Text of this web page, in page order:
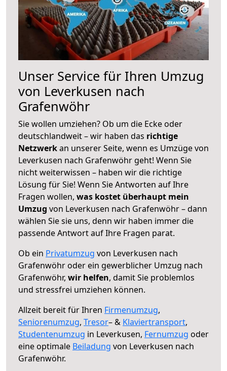
Unser Service für Ihren Umzug
von Leverkusen nach
Grafenwöhr
Sie wollen umziehen? Ob um die Ecke oder
deutschlandweit – wir haben das richtige
Netzwerkan unserer Seite, wenn es Umzüge von
Leverkusen nach Grafenwöhr geht! Wenn Sie
nicht weiterwissen – haben wir die richtige
Lösung für Sie! Wenn Sie Antworten auf Ihre
Fragen wollen, was kostet überhaupt mein
Umzug von Leverkusen nach Grafenwöhr – dann
wählen Sie sie uns, denn wir haben immer die
passende Antwort auf Ihre Fragen parat.
Ob ein Privatumzug von Leverkusen nach
Grafenwöhr oder ein gewerblicher Umzug nach
Grafenwöhr, wir helfen, damit Sie problemlos
und stressfrei umziehen können.
Allzeit bereit für Ihren Firmenumzug,
Seniorenumzug, Tresor– & Klaviertransport,
Studentenumzug in Leverkusen, Fernumzug oder
eine optimale Beiladung von Leverkusen nach
Grafenwöhr.